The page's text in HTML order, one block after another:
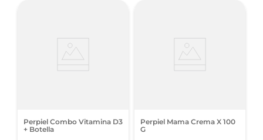
Perpiel Combo Vitamina D3
+ Botella
Perpiel Mama Crema X 100
G